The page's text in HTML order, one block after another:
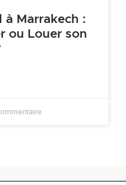
à Marrakech :
ou Louer son